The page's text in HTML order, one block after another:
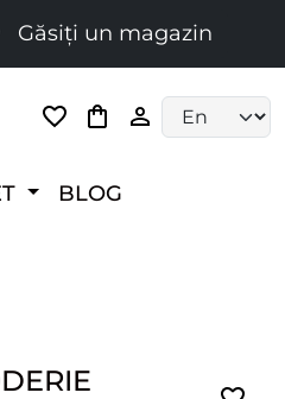
Găsiți un magazin
BLOG